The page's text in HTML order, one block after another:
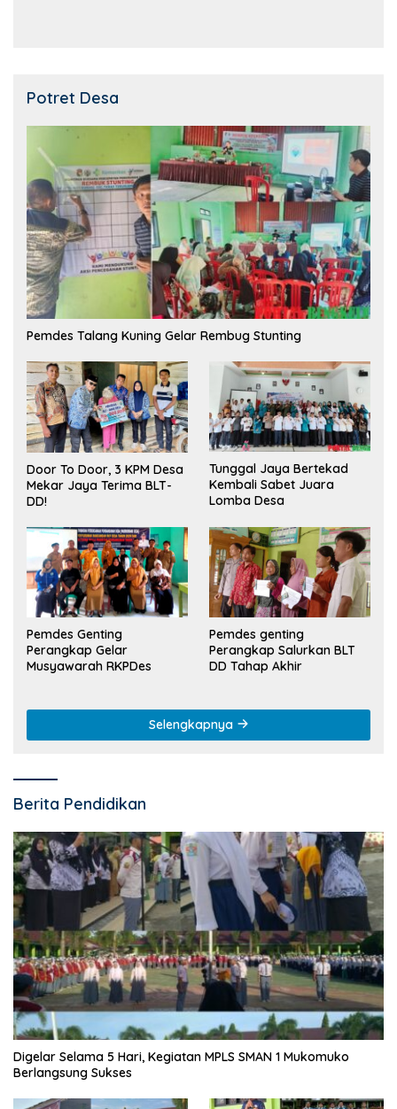
Potret Desa
Pemdes Talang Kuning Gelar Rembug Stunting
Door To Door, 3 KPM Desa
Mekar Jaya Terima BLT-
DD!
Tunggal Jaya Bertekad
Kembali Sabet Juara
Lomba Desa
Pemdes Genting
Perangkap Gelar
Musyawarah RKPDes
Pemdes genting
Perangkap Salurkan BLT
DD Tahap Akhir
Selengkapnya
Berita Pendidikan
Digelar Selama 5 Hari, Kegiatan MPLS SMAN 1 Mukomuko
Berlangsung Sukses